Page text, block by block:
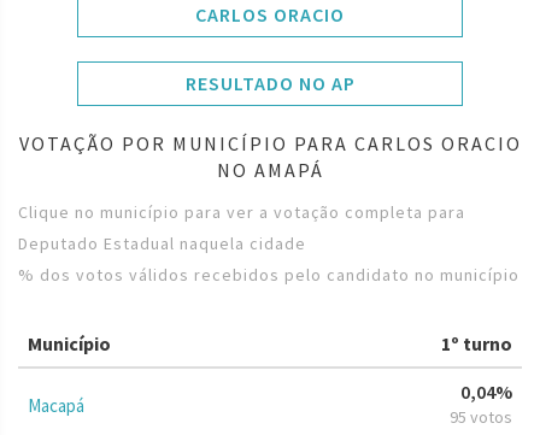
CARLOS ORACIO
RESULTADO NO AP
VOTAÇÃO POR MUNICÍPIO PARA CARLOS ORACIO
NO AMAPÁ
Clique no município para ver a votação completa para
Deputado Estadual naquela cidade
% dos votos válidos recebidos pelo candidato no município
Município 1º turno
Macapá
0,04%
95 votos